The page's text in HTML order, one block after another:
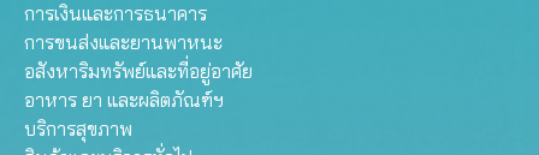
การเงินและการธนาคาร
การขนส่งและยานพาหนะ
อสังหาริมทรัพย์และที่อยู่อาศัย
อาหาร ยา และผลิตภัณฑ์ฯ
บริการสุขภาพ